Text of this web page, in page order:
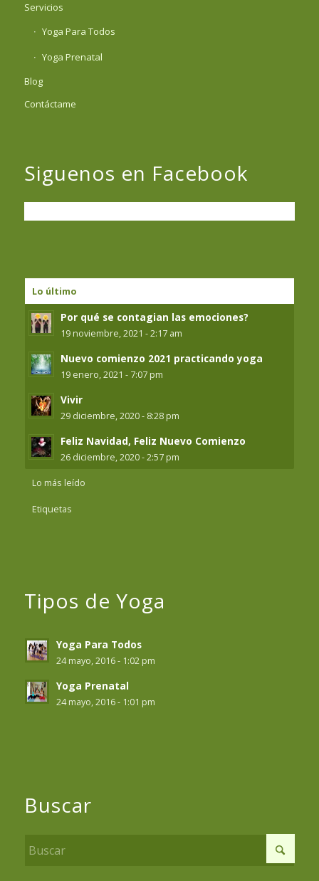
Servicios
Yoga Para Todos
Yoga Prenatal
Blog
Contáctame
Siguenos en Facebook
Lo último
Por qué se contagian las emociones?
19 noviembre, 2021 - 2:17 am
Nuevo comienzo 2021 practicando yoga
19 enero, 2021 - 7:07 pm
Vivir
29 diciembre, 2020 - 8:28 pm
Feliz Navidad, Feliz Nuevo Comienzo
26 diciembre, 2020 - 2:57 pm
Lo más leído
Etiquetas
Tipos de Yoga
Yoga Para Todos
24 mayo, 2016 - 1:02 pm
Yoga Prenatal
24 mayo, 2016 - 1:01 pm
Buscar